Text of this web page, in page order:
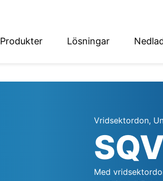
Produkter Lösningar
Deutsch
Vridsektordon,
Med